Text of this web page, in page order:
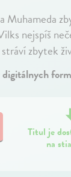
nejspíš
zbytek
Titul je
na